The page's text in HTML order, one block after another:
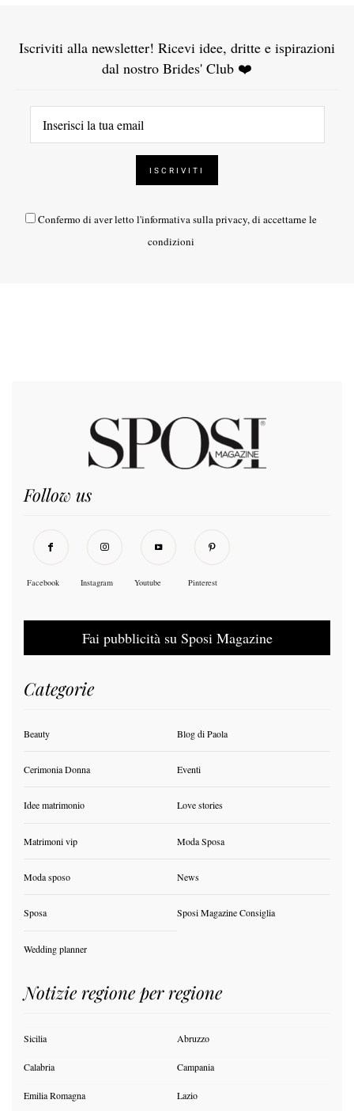
Iscriviti alla newsletter! Ricevi idee, dritte e ispirazioni
dal nostro Brides' Club ❤️
Confermo di aver letto l'informativa sulla privacy, di accettarne le
condizioni
Follow us
Facebook Instagram Youtube Pinterest
Fai pubblicità su Sposi Magazine
Categorie
Beauty Blog di Paola
Cerimonia Donna Eventi
Idee matrimonio Love stories
Matrimoni vip Moda Sposa
Moda sposo News
Sposa Sposi Magazine Consiglia
Wedding planner
Notizie regione per regione
Sicilia Abruzzo
Calabria Campania
Emilia Romagna Lazio